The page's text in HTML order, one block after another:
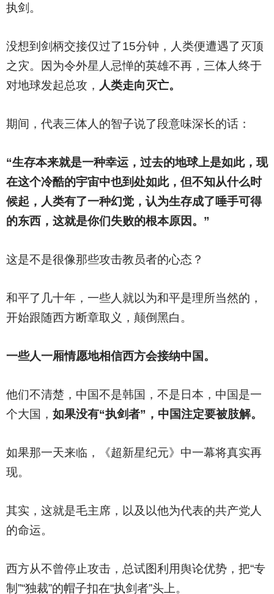
执剑。
没想到剑柄交接仅过了15分钟，人类便遭遇了灭顶
之灾。因为令外星人忌惮的英雄不再，三体人终于
对地球发起总攻， 人类走向灭亡。
期间，代表三体人的智子说了段意味深长的话：
“生存本来就是一种幸运，过去的地球上是如此，现
在这个冷酷的宇宙中也到处如此，但不知从什么时
候起，人类有了一种幻觉，认为生存成了唾手可得
的东西，这就是你们失败的根本原因。”
这是不是很像那些攻击教员者的心态？
和平了几十年，一些人就以为和平是理所当然的，
开始跟随西方断章取义，颠倒黑白。
一些人一厢情愿地相信西方会接纳中国。
他们不清楚，中国不是韩国，不是日本，中国是一
个大国， 如果没有“执剑者”，中国注定要被肢解。
如果那一天来临，《超新星纪元》中一幕将真实再
现。
其实，这就是毛主席，以及以他为代表的共产党人
的命运。
西方从不曾停止攻击，总试图利用舆论优势，把“专
制”“独裁”的帽子扣在“执剑者”头上。